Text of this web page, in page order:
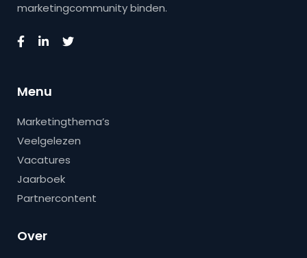
marketingcommunity binden.
Menu
Marketingthema’s
Veelgelezen
Vacatures
Jaarboek
Partnercontent
Over